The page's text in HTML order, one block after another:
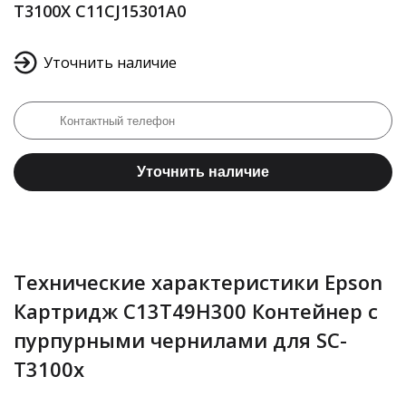
T3100X C11CJ15301A0
Уточнить наличие
Уточнить наличие
Технические характеристики Epson
Картридж C13T49H300 Контейнер с
пурпурными чернилами для SC-
T3100x